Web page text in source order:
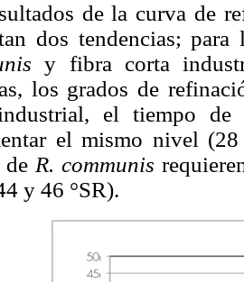
de la curva de
dos tendencias;
y fibra corta
los grados de
el tiempo
el mismo nivel
de R. communis
y 46 °SR).